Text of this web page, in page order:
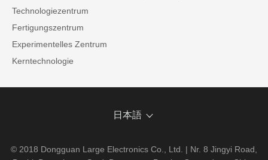
Technologiezentrum
Fertigungszentrum
Experimentelles Zentrum
Kerntechnologie
日本語
© 2018 Dongguan Large Electronics Co., Ltd. | Nr. 8 Jingyi Road,